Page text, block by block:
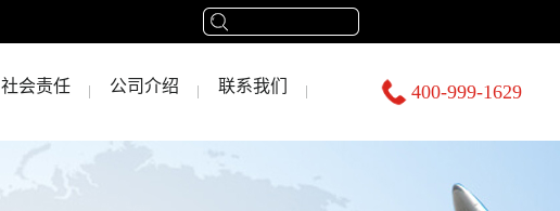
社会责任 公司介绍 联系我们 400-999-1629